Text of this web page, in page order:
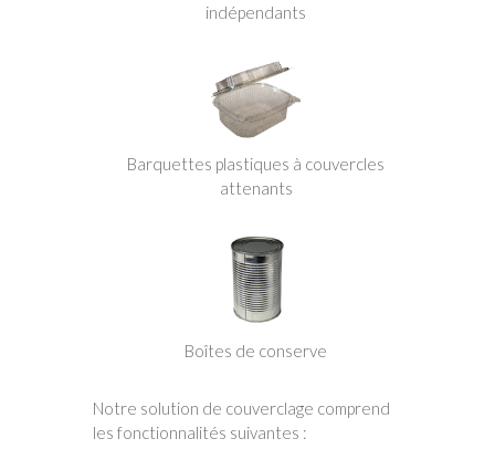
indépendants
Barquettes plastiques à couvercles
attenants
Boîtes de conserve
Notre solution de couverclage comprend
les fonctionnalités suivantes :